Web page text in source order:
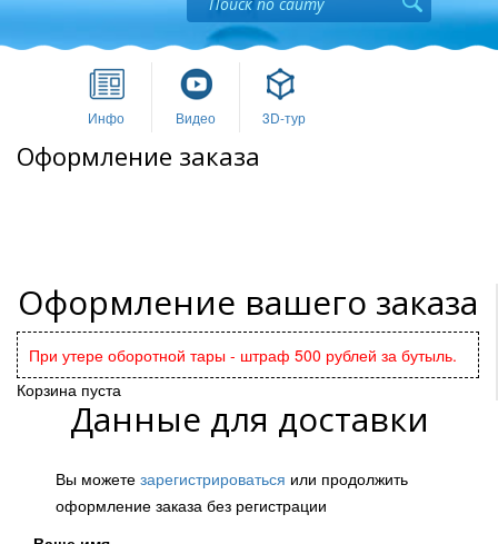
Оформление заказа
Инфо Видео 3D-тур
Оформление вашего заказа
При утере оборотной тары - штраф 500 рублей за бутыль.
Корзина пуста
Данные для доставки
Вы можете зарегистрироваться или продолжить
оформление заказа без регистрации